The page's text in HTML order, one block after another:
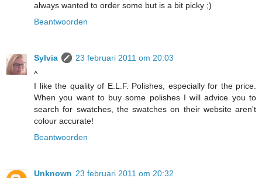
always wanted to order some but is a bit picky ;)
Beantwoorden
Sylvia
23 februari 2011 om 20:03
^
I like the quality of E.L.F. Polishes, especially for the price.
When you want to buy some polishes I will advice you to
search for swatches, the swatches on their website aren't
colour accurate!
Beantwoorden
Unknown 23 februari 2011 om 20:32